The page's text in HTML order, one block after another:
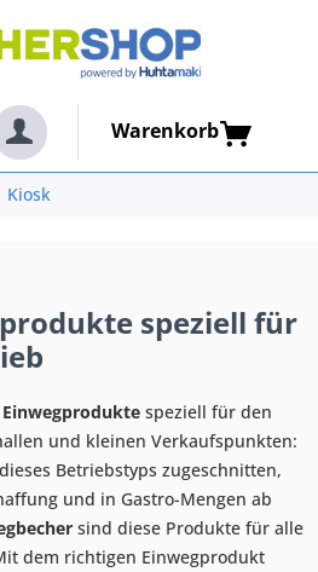
Warenkorb
Kiosk
speziell für
Einwegprodukte speziell für den
und kleinen Verkaufspunkten:
Betriebstyps zugeschnitten,
und in Gastro-Mengen ab
sind diese Produkte für alle
dem richtigen Einwegprodukt